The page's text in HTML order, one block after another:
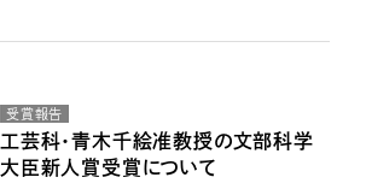
受賞報告
工芸科・青木千絵准教授の文部科学
大臣新人賞受賞について